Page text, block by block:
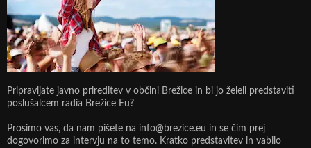
Pripravljate javno prireditev v občini Brežice in bi jo želeli predstaviti
poslušalcem radia Brežice Eu?
Prosimo vas, da nam pišete na info@brezice.eu in se čim prej
dogovorimo za intervju na to temo. Kratko predstavitev in vabilo